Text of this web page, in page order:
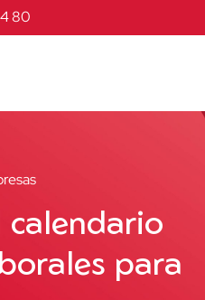
80
calendario
para